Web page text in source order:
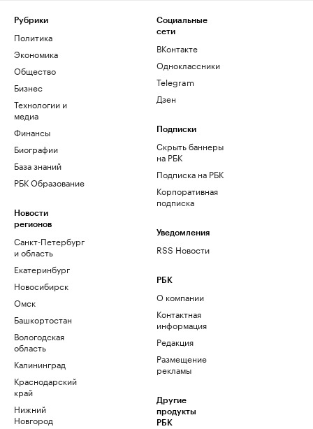
Рубрики
Политика
Экономика
Общество
Бизнес
Технологии и
медиа
Финансы
Биографии
База знаний
РБК Образование
Новости
регионов
Санкт-Петербург
и область
Екатеринбург
Новосибирск
Омск
Башкортостан
Вологодская
область
Калининград
Краснодарский
край
Нижний
Новгород
Социальные
сети
ВКонтакте
Одноклассники
Telegram
Дзен
Подписки
Скрыть баннеры
на РБК
Подписка на РБК
Корпоративная
подписка
Уведомления
RSS Новости
РБК
О компании
Контактная
информация
Редакция
Размещение
рекламы
Другие
продукты
РБК